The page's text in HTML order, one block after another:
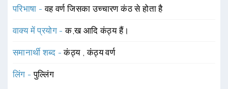
परिभाषा -वह वर्ण जिसका उच्चारण कंठ से होता है
वाक्य में प्रयोग -क,ख आदि कंठ्य हैं।
समानार्थी शब्द -कंठ्य ,कंठ्य वर्ण
लिंग -पुल्लिंग